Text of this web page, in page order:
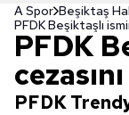
A Spor Beşiktaş
PFDK Beşiktaşlı
PFDK
PFDK